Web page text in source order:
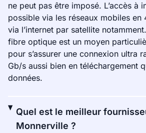
ne peut pas être imposé. L’accès à
possible via les réseaux mobiles en
via l’internet par satellite
fibre optique est un moyen
pour s’assurer une connexion ultra
Gb/s aussi bien en téléchargement
données.
Quel est le meilleur
Monnerville ?